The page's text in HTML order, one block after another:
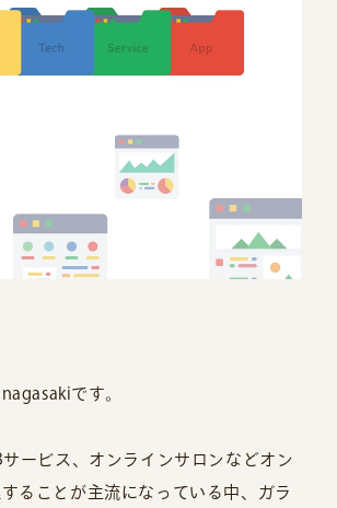
です。
サービス、オンラインサロンなどオン
ることが主流になっている中、ガラ